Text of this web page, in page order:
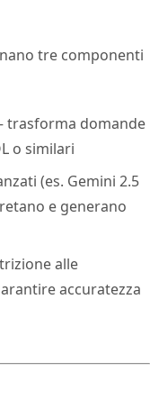
tre componenti
trasforma domande
o similari
(es. Gemini 2.5
e generano
alle
accuratezza